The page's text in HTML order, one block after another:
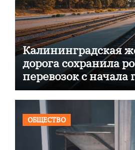
Калининградская
дорога сохранила
перевозок с начала
ОБЩЕСТВО